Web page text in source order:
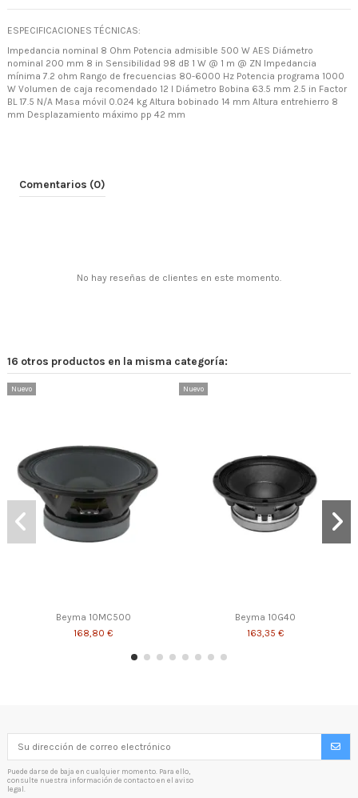
ESPECIFICACIONES TÉCNICAS:
Impedancia nominal 8 Ohm Potencia admisible 500 W AES Diámetro
nominal 200 mm 8 in Sensibilidad 98 dB 1 W @ 1 m @ ZN Impedancia
mínima 7.2 ohm Rango de frecuencias 80-6000 Hz Potencia programa 1000
W Volumen de caja recomendado 12 l Diámetro Bobina 63.5 mm 2.5 in Factor
BL 17.5 N/A Masa móvil 0.024 kg Altura bobinado 14 mm Altura entrehierro 8
mm Desplazamiento máximo pp 42 mm
Comentarios (0)
No hay reseñas de clientes en este momento.
16 otros productos en la misma categoría:
Nuevo
Beyma 10MC500
168,80 €
Nuevo
Beyma 10G40
163,35 €
Puede darse de baja en cualquier momento. Para ello,
consulte nuestra información de contacto en el aviso
legal.